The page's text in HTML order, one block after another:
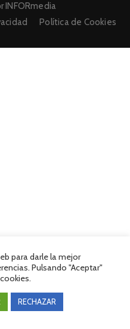
INFORmedia
Política de Cookies
para darle la mejor
Pulsando "Aceptar"
RECHAZAR